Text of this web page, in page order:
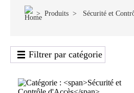
> Produits > Sécurité et
Filtrer par catégorie